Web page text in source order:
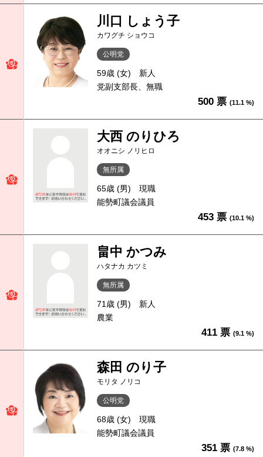
川口 しょう子
カワグチ ショウコ
公明党
59歳 (女)
新人
党副支部長、無職
500 票 (11.1 %)
大西 のりひろ
オオニシ ノリヒロ
無所属
65歳 (男)
現職
能勢町議会議員
453 票 (10.1 %)
畠中 かつみ
ハタナカ カツミ
無所属
71歳 (男)
新人
農業
411 票 (9.1 %)
森田 のり子
モリタ ノリコ
公明党
68歳 (女)
現職
能勢町議会議員
351 票 (7.8 %)